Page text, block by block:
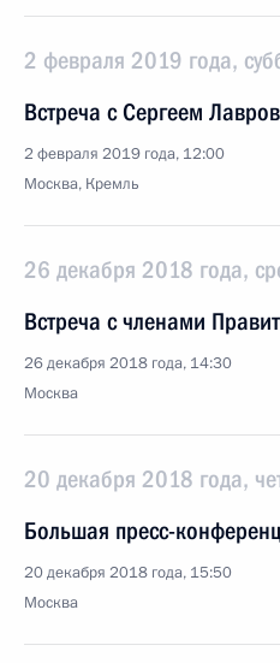
2 февраля 2019 года,
Встреча с Сергеем
2 февраля 2019 года, 12:00
Москва, Кремль
26 декабря 2018 года,
Встреча с членами
26 декабря 2018 года, 14:30
Москва
20 декабря 2018 года,
Большая пресс-
20 декабря 2018 года, 15:50
Москва